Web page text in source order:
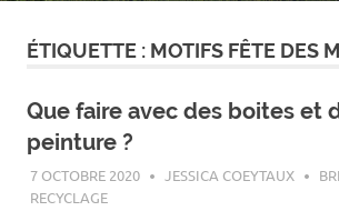
ÉTIQUETTE : MOTIFS FÊTE DES
Que faire avec des boites et
peinture ?
7 OCTOBRE 2020 JESSICA COEYTAUX
RECYCLAGE